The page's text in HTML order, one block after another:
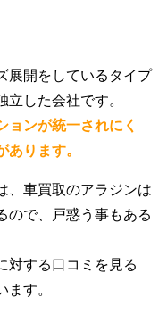
展開をしているタイプ
した会社です。
ョンが統一されにく
あります。
、車買取のアラジンは
ので、戸惑う事もある
対する口コミを見る
す。